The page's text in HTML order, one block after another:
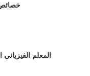
خصائص
المعلم الفيزيائي